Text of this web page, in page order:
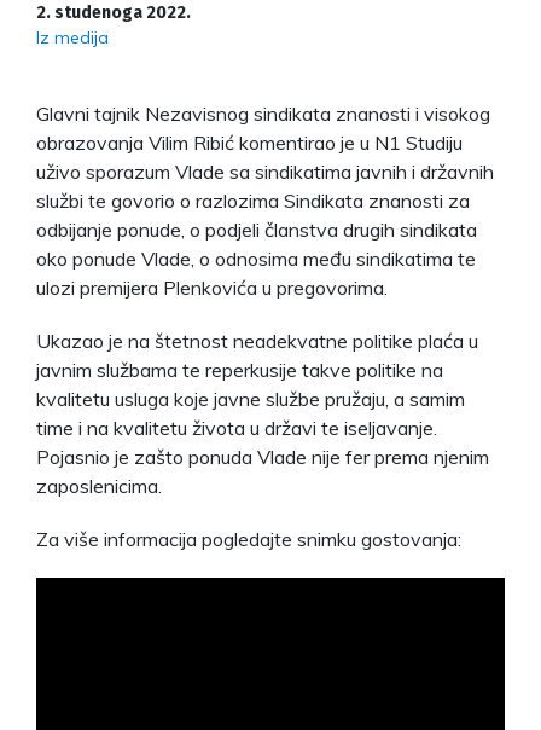
2. studenoga 2022.
Iz medija
Glavni tajnik Nezavisnog sindikata znanosti i visokog
obrazovanja Vilim Ribić komentirao je u N1 Studiju
uživo sporazum Vlade sa sindikatima javnih i državnih
službi te govorio o razlozima Sindikata znanosti za
odbijanje ponude, o podjeli članstva drugih sindikata
oko ponude Vlade, o odnosima među sindikatima te
ulozi premijera Plenkovića u pregovorima.
Ukazao je na štetnost neadekvatne politike plaća u
javnim službama te reperkusije takve politike na
kvalitetu usluga koje javne službe pružaju, a samim
time i na kvalitetu života u državi te iseljavanje.
Pojasnio je zašto ponuda Vlade nije fer prema njenim
zaposlenicima.
Za više informacija pogledajte snimku gostovanja: